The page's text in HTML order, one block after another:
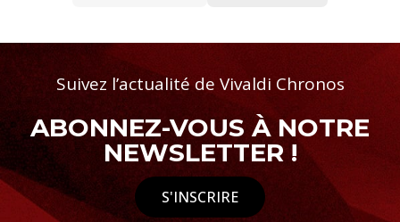
Suivez l’actualité de Vivaldi Chronos
ABONNEZ-VOUS À NOTRE
NEWSLETTER !
S'INSCRIRE